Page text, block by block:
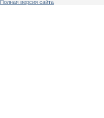
Полная версия сайта